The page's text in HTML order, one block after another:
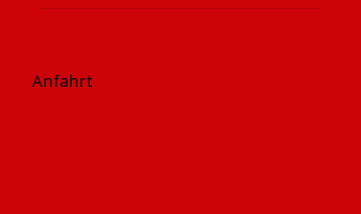
Anfahrt